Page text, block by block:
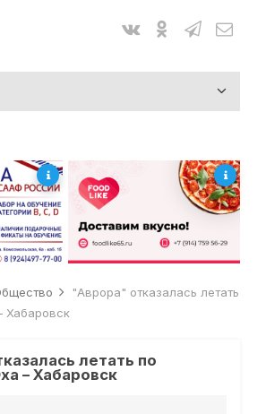
"Аврора" отказалась летать
Хабаровск
летать по
– Хабаровск